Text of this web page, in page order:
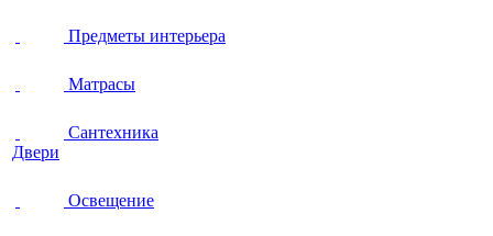
Предметы интерьера
Матрасы
Сантехника
Двери
Освещение